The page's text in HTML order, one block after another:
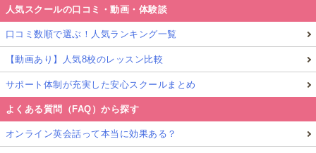
人気スクールの口コミ・動画・体験談
口コミ数順で選ぶ！人気ランキング一覧
【動画あり】人気8校のレッスン比較
サポート体制が充実した安心スクールまとめ
よくある質問（FAQ）から探す
オンライン英会話って本当に効果ある？